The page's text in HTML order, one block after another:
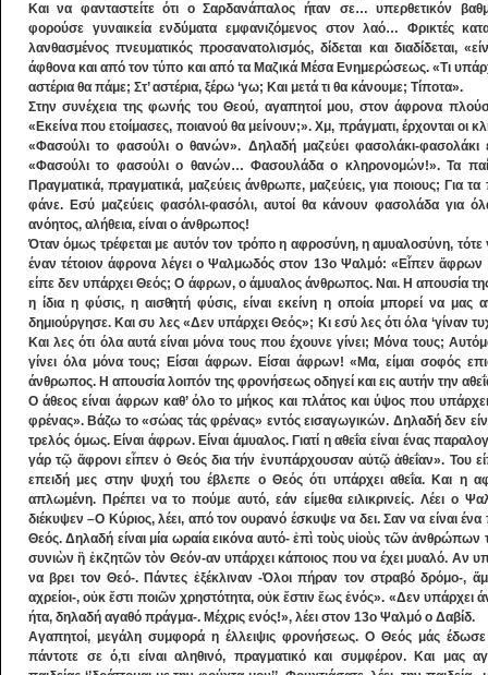
Και να φανταστείτε ότι ο Σαρδανάπαλος ήταν σε… υπερθετικόν
φορούσε γυναικεία ενδύματα εμφανιζόμενος στον λαό… Φρικτές
λανθασμένος πνευματικός προσανατολισμός, δίδεται και διαδίδεται,
άφθονα και από τον τύπο και από τα Μαζικά Μέσα Ενημερώσεως. «Τι
αστέρια θα πάμε; Στ’ αστέρια, ξέρω ‘γω; Και μετά τι θα κάνουμε; Τίποτα».
Στην συνέχεια της φωνής του Θεού, αγαπητοί μου, στον άφρονα
«Εκείνα που ετοίμασες, ποιανού θα μείνουν;». Χμ, πράγματι, έρχονται οι
«Φασούλι το φασούλι ο θανών». Δηλαδή μαζεύει φασολάκι-φασολάκι
«Φασούλι το φασούλι ο θανών… Φασουλάδα ο κληρονομών!». Τα
Πραγματικά, πραγματικά, μαζεύεις άνθρωπε, μαζεύεις, για ποιους; Για
φάνε. Εσύ μαζεύεις φασόλι-φασόλι, αυτοί θα κάνουν φασολάδα για
ανόητος, αλήθεια, είναι ο άνθρωπος!
Όταν όμως τρέφεται με αυτόν τον τρόπο η αφροσύνη, η αμυαλοσύνη, τότε
έναν τέτοιον άφρονα λέγει ο Ψαλμωδός στον 13ο Ψαλμό: «Εἶπεν ἄφρων
είπε δεν υπάρχει Θεός; Ο άφρων, ο άμυαλος άνθρωπος. Ναι. Η απουσία της
η ίδια η φύσις, η αισθητή φύσις, είναι εκείνη η οποία μπορεί να μας
δημιούργησε. Και συ λες «Δεν υπάρχει Θεός»; Κι εσύ λες ότι όλα ‘γίναν
Και λες ότι όλα αυτά είναι μόνα τους που έχουνε γίνει; Μόνα τους;
γίνει όλα μόνα τους; Είσαι άφρων. Είσαι άφρων! «Μα, είμαι σοφός
άνθρωπος. Η απουσία λοιπόν της φρονήσεως οδηγεί και εις αυτήν την
Ο άθεος είναι άφρων καθ’ όλο το μήκος και πλάτος και ύψος που
φρένας». Βάζω το «σώας τάς φρένας» εντός εισαγωγικών. Δηλαδή δεν
τρελός όμως. Είναι άφρων. Είναι άμυαλος. Γιατί η αθεΐα είναι ένας
γάρ τῷ ἄφρονι εἶπεν ὁ Θεός δια τήν ἐνυπάρχουσαν αὐτῷ ἀθεΐαν». Του
επειδή μες στην ψυχή του έβλεπε ο Θεός ότι υπάρχει αθεΐα. Και η
απλωμένη. Πρέπει να το πούμε αυτό, εάν είμεθα ειλικρινείς. Λέει ο
διέκυψεν –Ο Κύριος, λέει, από τον ουρανό έσκυψε να δει. Σαν να είναι
Θεός. Δηλαδή είναι μία ωραία εικόνα αυτό- ἐπὶ τοὺς υἱοὺς τῶν ἀνθρώπων
συνιὼν ἢ ἐκζητῶν τὸν Θεόν-αν υπάρχει κάποιος που να έχει μυαλό. Αν
να βρει τον Θεό-. Πάντες ἐξέκλιναν -Όλοι πήραν τον στραβό δρόμο-,
αχρείοι-, οὐκ ἔστι ποιῶν χρηστότητα, οὐκ ἔστιν ἕως ἑνός». «Δεν υπάρχει
ήτα, δηλαδή αγαθό πράγμα-. Μέχρις ενός!», λέει στον 13ο Ψαλμό ο Δαβίδ.
Αγαπητοί, μεγάλη συμφορά η έλλειψις φρονήσεως. Ο Θεός μάς έδωσε
πάντοτε σε ό,τι είναι αληθινό, πραγματικό και συμφέρον. Και